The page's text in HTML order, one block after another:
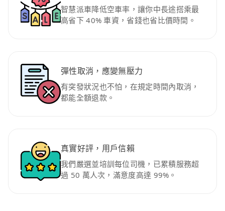
智慧派車降低空車率，讓你中長途搭乘最
高省下 40% 車資，省錢也省比價時間。
彈性取消，應變無壓力
有突發狀況也不怕，在規定時間內取消，
都能全額退款。
真實好評，用戶信賴
我們嚴選並培訓每位司機，已累積服務超
過 50 萬人次，滿意度高達 99%。